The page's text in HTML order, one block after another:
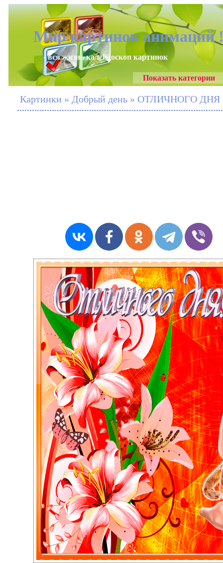
Мир картинок анимаций
- вся жизнь калейдоскоп картинок
Показать категории
Картинки » Добрый день » ОТЛИЧНОГО ДНЯ